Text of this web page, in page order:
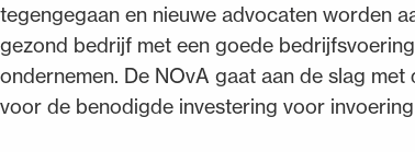
tegengegaan en nieuwe advocaten worden
gezond bedrijf met een goede
ondernemen. De NOvA gaat aan de slag
voor de benodigde investering voor